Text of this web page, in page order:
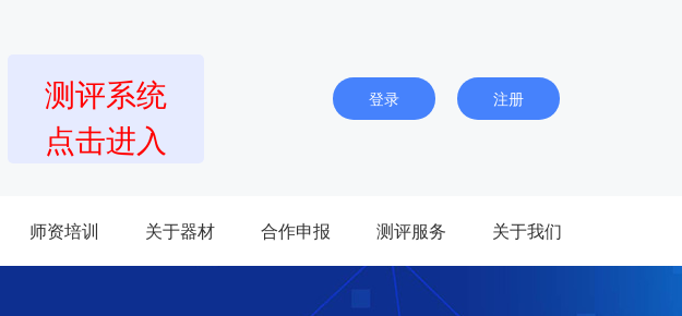
测评系统
点击进入
登录 注册
师资培训 关于器材 合作申报 测评服务 关于我们